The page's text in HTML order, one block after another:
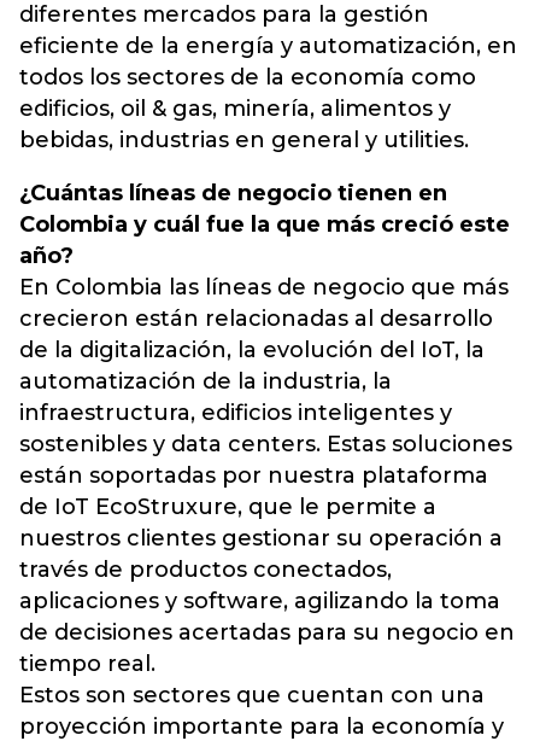
diferentes mercados para la gestión
eficiente de la energía y automatización, en
todos los sectores de la economía como
edificios, oil & gas, minería, alimentos y
bebidas, industrias en general y utilities.
¿Cuántas líneas de negocio tienen en
Colombia y cuál fue la que más creció este
año?
En Colombia las líneas de negocio que más
crecieron están relacionadas al desarrollo
de la digitalización, la evolución del IoT, la
automatización de la industria, la
infraestructura, edificios inteligentes y
sostenibles y data centers. Estas soluciones
están soportadas por nuestra plataforma
de IoT EcoStruxure, que le permite a
nuestros clientes gestionar su operación a
través de productos conectados,
aplicaciones y software, agilizando la toma
de decisiones acertadas para su negocio en
tiempo real.
Estos son sectores que cuentan con una
proyección importante para la economía y